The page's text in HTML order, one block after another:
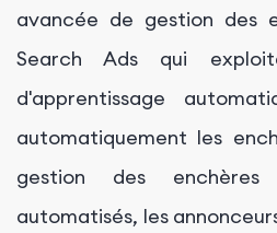
avancée de gestion des
Search Ads qui
d'apprentissage
automatiquement les
gestion des
automatisés, les